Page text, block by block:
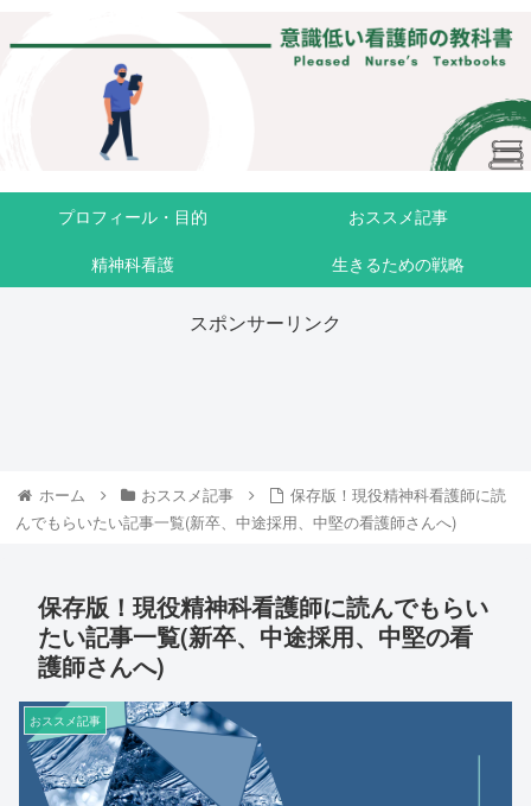
プロフィール・目的
おススメ記事
精神科看護
生きるための戦略
スポンサーリンク
ホーム おススメ記事
保存版！現役精神科看護師に読
んでもらいたい記事一覧(新卒、中途採用、中堅の看護師さんへ)
保存版！現役精神科看護師に読んでもらい
たい記事一覧(新卒、中途採用、中堅の看
護師さんへ)
おススメ記事